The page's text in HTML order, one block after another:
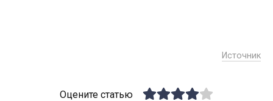
Источник
Оцените статью